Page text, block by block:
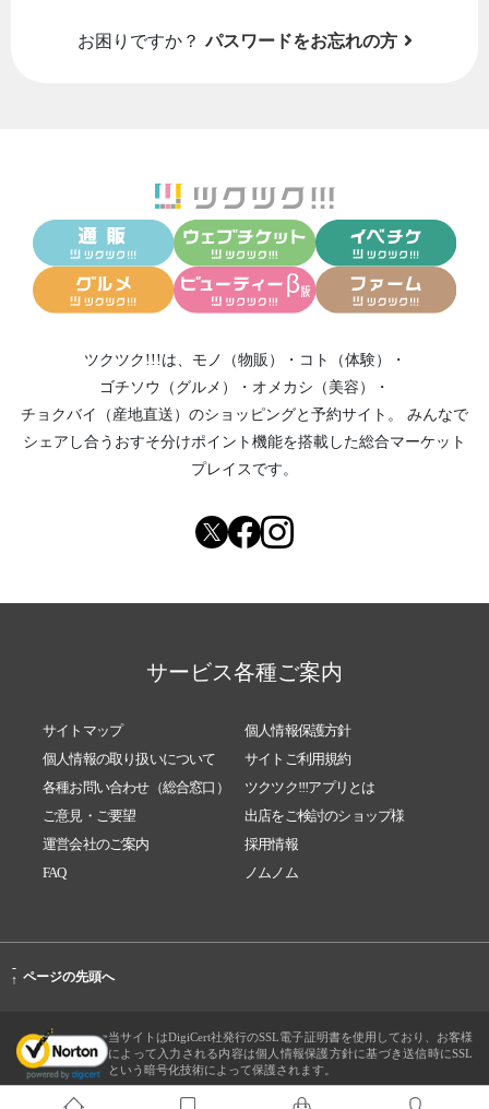
お困りですか？ パスワードをお忘れの方
ツクツク!!!は、 モノ（物販） ・ コト（体験）
・
ゴチソウ（グルメ）
・ オメカシ（美容）
・
チョクバイ（産地直送） のショッピングと予約サイト。
みんなで
シェアし合う おすそ分けポイント機能を搭載した総合マーケット
プレイスです。
サービス各種ご案内
サイトマップ
個人情報保護方針
個人情報の取り扱いについて
サイトご利用規約
各種お問い合わせ（総合窓口）
ツクツク!!!アプリとは
ご意見・ご要望
出店をご検討のショップ様
運営会社のご案内
採用情報
FAQ
ノムノム
-
↑ ページの先頭へ
当サイトはDigiCert社発行のSSL電子証明書を使用しており、お客様
によって入力される内容は個人情報保護方針に基づき送信時にSSL
という暗号化技術によって保護されます。